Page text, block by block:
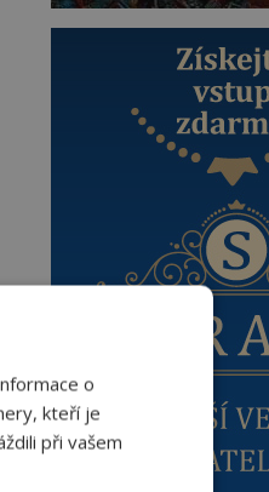
o
kteří je
při vašem